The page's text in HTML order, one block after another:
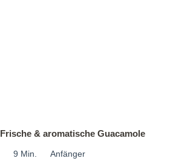
Frische & aromatische Guacamole
9 Min. Anfänger